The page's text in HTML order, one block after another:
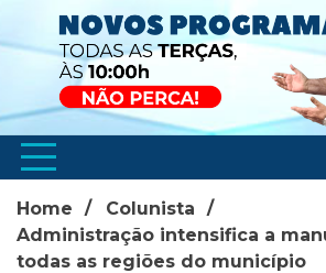
Home
Colunista
Administração intensifica a
todas as regiões do município